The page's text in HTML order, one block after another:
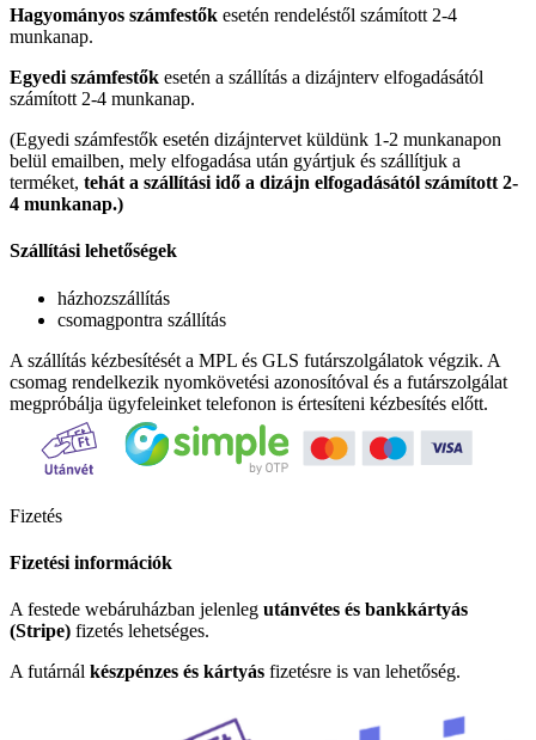
Hagyományos számfestők esetén rendeléstől számított 2-4
munkanap.
Egyedi számfestők esetén a szállítás a dizájnterv elfogadásától
számított 2-4 munkanap.
(Egyedi számfestők esetén dizájntervet küldünk 1-2 munkanapon
belül emailben, mely elfogadása után gyártjuk és szállítjuk a
terméket, tehát a szállítási idő a dizájn elfogadásától számított 2-
4 munkanap.)
Szállítási lehetőségek
házhozszállítás
csomagpontra szállítás
A szállítás kézbesítését a MPL és GLS futárszolgálatok végzik. A
csomag rendelkezik nyomkövetési azonosítóval és a futárszolgálat
megpróbálja ügyfeleinket telefonon is értesíteni kézbesítés előtt.
Fizetés
Fizetési információk
A festede webáruházban jelenleg utánvétes és bankkártyás
(Stripe) fizetés lehetséges.
A futárnál készpénzes és kártyás fizetésre is van lehetőség.